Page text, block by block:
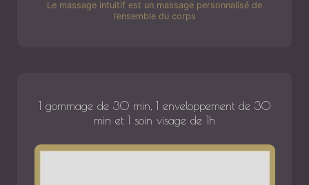
Le massage intuitif est un massage personnalisé de
l’ensemble du corps
1 gommage de 30 min, 1 enveloppement de 30
min et 1 soin visage de 1h